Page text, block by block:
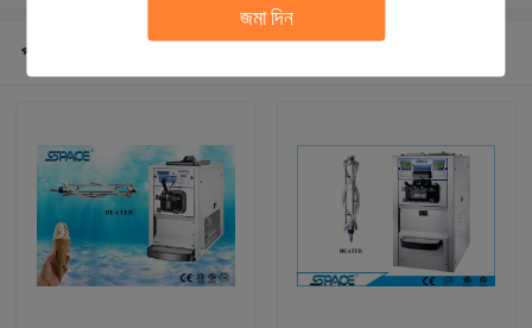
জমা দিন
প্রস্তাবিত পণ্য